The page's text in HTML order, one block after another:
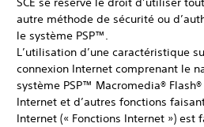
autre méthode de sécurité ou
le système PSP™.
L’utilisation d’une caractéristique
connexion Internet comprenant le
système PSP™ Macromedia®
Internet et d’autres fonctions
Internet (« Fonctions Internet ») est